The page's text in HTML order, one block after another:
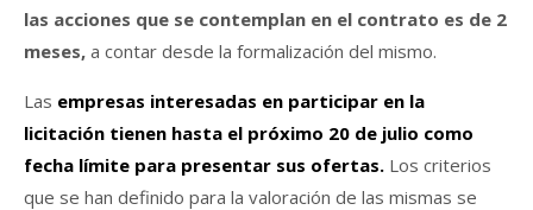
las acciones que se contemplan en el contrato es de 2
meses, a contar desde la formalización del mismo.
Las empresas interesadas en participar en la
licitación tienen hasta el próximo 20 de julio como
fecha límite para presentar sus ofertas. Los criterios
que se han definido para la valoración de las mismas se